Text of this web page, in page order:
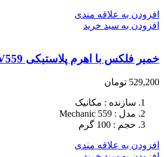
افزودن به علاقه مندی
افزودن به سبد خرید
خمیر فلکس با اهرم پلاستیکی MECHANIC UV559
529,200 تومان
سازنده : مکانیک
مدل : Mechanic 559
حجم : 100 گرم
افزودن به علاقه مندی